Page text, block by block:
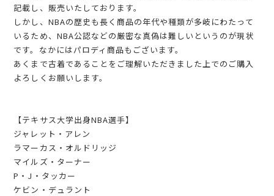
記載し、販売いたしております。
しかし、NBAの歴史も長く商品の年代や種類が多岐にわたって
いるため、NBA公認などの厳密な真偽は難しいというのが現状
です。なかにはパロディ商品もございます。
あくまで古着であることをご理解いただきました上でのご購入
よろしくお願いします。
【テキサス大学出身NBA選手】
ジャレット・アレン
ラマーカス・オルドリッジ
マイルズ・ターナー
P・J・タッカー
ケビン・デュラント